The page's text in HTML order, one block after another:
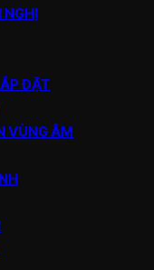
NGHỊ
ĐẶT
VÙNG ÂM